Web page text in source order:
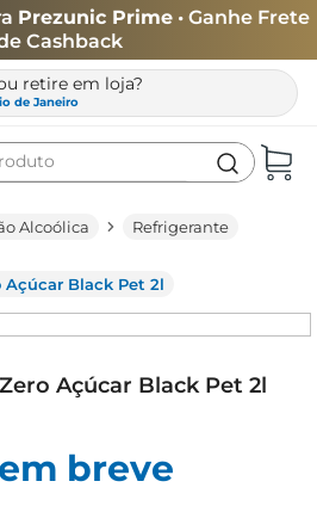
Prezunic Prime • Ganhe Frete
Cashback
retire em loja?
de Janeiro
Alcoólica
Refrigerante
Açúcar Black Pet 2l
Açúcar Black Pet 2l
breve